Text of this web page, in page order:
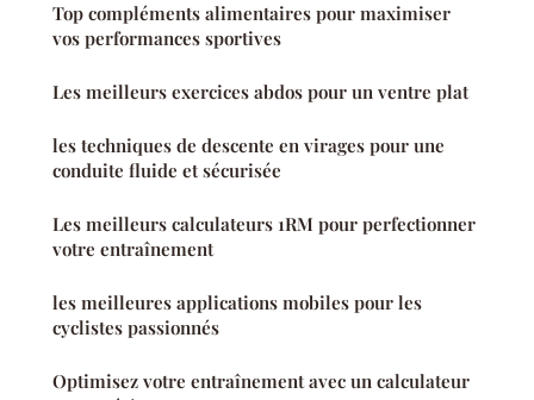
Top compléments alimentaires pour maximiser
vos performances sportives
Les meilleurs exercices abdos pour un ventre plat
les techniques de descente en virages pour une
conduite fluide et sécurisée
Les meilleurs calculateurs 1RM pour perfectionner
votre entraînement
les meilleures applications mobiles pour les
cyclistes passionnés
Optimisez votre entraînement avec un calculateur